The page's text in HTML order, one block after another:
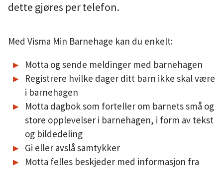
dette gjøres per telefon.
Med Visma Min Barnehage kan du enkelt:
Motta og sende meldinger med barnehagen
Registrere hvilke dager ditt barn ikke skal være
i barnehagen
Motta dagbok som forteller om barnets små og
store opplevelser i barnehagen, i form av tekst
og bildedeling
Gi eller avslå samtykker
Motta felles beskjeder med informasjon fra